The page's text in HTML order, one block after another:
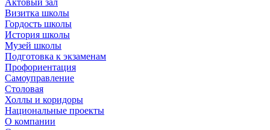
Актовый зал
Визитка школы
Гордость школы
История школы
Музей школы
Подготовка к экзаменам
Профориентация
Самоуправление
Столовая
Холлы и коридоры
Национальные проекты
О компании